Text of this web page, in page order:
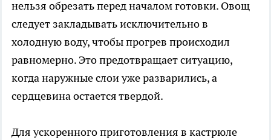
нельзя обрезать перед началом готовки. Овощ
следует закладывать исключительно в
холодную воду, чтобы прогрев происходил
равномерно. Это предотвращает ситуацию,
когда наружные слои уже разварились, а
сердцевина остается твердой.
Для ускоренного приготовления в кастрюле